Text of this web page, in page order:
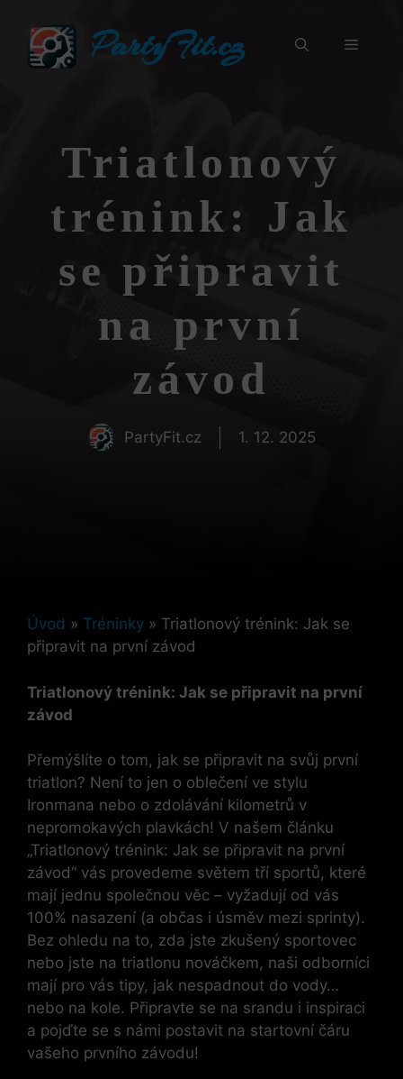
obsah
PartyFit.cz Menu
Triatlonový
trénink: Jak
se připravit
na první
závod
PartyFit.cz 1. 12. 2025
Úvod » Tréninky » Triatlonový trénink: Jak se
připravit na první závod
Triatlonový trénink: Jak se připravit na první
závod
Přemýšlíte o tom, jak se připravit na svůj první
triatlon? Není to jen o oblečení ve stylu
Ironmana nebo o zdolávání kilometrů v
nepromokavých plavkách! V našem článku
„Triatlonový trénink: Jak se připravit na první
závod“ vás provedeme světem tří sportů, které
mají jednu společnou věc – vyžadují od vás
100% nasazení (a občas i úsměv mezi sprinty).
Bez ohledu na to, zda jste zkušený sportovec
nebo jste na triatlonu nováčkem, naši odborníci
mají pro vás tipy, jak nespadnout do vody…
nebo na kole. Připravte se na srandu i inspiraci
a pojďte se s námi postavit na startovní čáru
vašeho prvního závodu!